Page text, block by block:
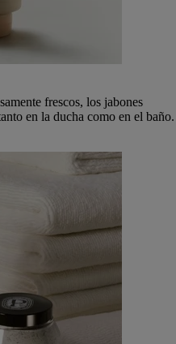
frescos, los jabones
en la ducha como en el baño.